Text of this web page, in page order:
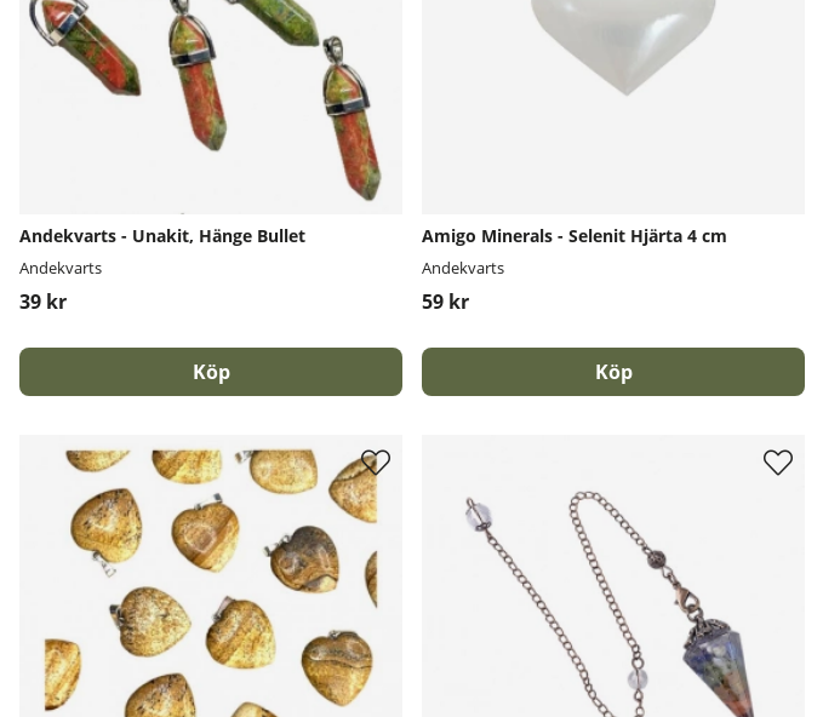
Andekvarts - Unakit, Hänge Bullet
Andekvarts
39 kr
Köp
Amigo Minerals - Selenit Hjärta 4 cm
Andekvarts
59 kr
Köp